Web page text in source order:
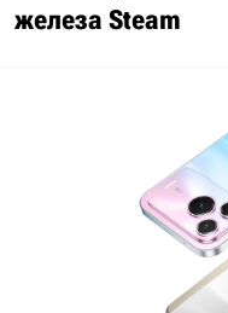
железа Steam